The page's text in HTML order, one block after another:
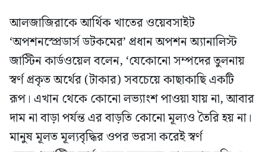
আলজাজিরাকে আর্থিক খাতের ওয়েবসাইট
‘অপশনস্প্রেডার্স ডটকমের’ প্রধান অপশন অ্যানালিস্ট
জাস্টিন কার্ডওয়েল বলেন, ‘যেকোনো সম্পদের তুলনায়
স্বর্ণ প্রকৃত অর্থের (টাকার) সবচেয়ে কাছাকাছি একটি
রূপ। এখান থেকে কোনো লভ্যাংশ পাওয়া যায় না, আবার
দাম না বাড়া পর্যন্ত এর বাড়তি কোনো মূল্যও তৈরি হয় না।
মানুষ মূলত মূল্যবৃদ্ধির ওপর ভরসা করেই স্বর্ণ